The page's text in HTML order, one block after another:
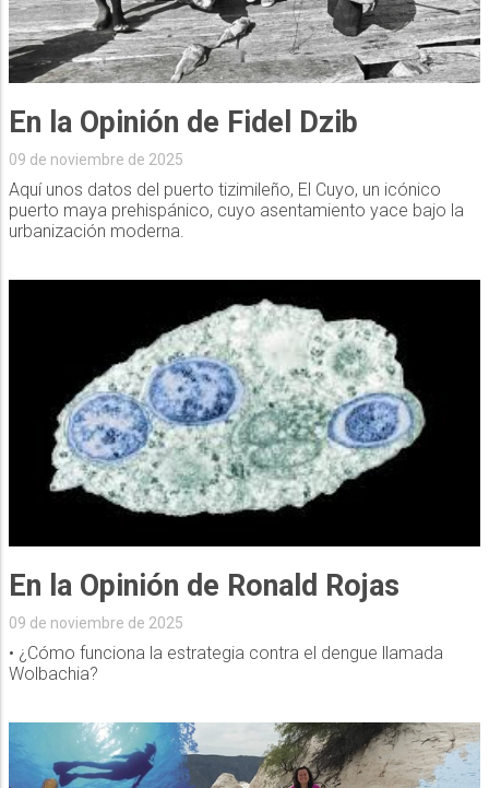
En la Opinión de Fidel Dzib
09 de noviembre de 2025
Aquí unos datos del puerto tizimileño, El Cuyo, un icónico
puerto maya prehispánico, cuyo asentamiento yace bajo la
urbanización moderna.
En la Opinión de Ronald Rojas
09 de noviembre de 2025
• ¿Cómo funciona la estrategia contra el dengue llamada
Wolbachia?